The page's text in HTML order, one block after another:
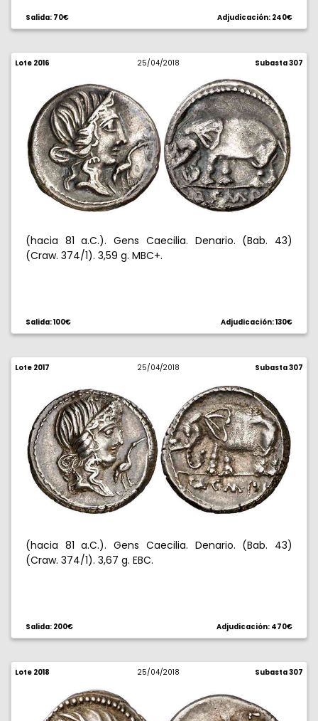
Salida: 70€ Adjudicación: 240€
Lote 2016 25/04/2018 Subasta 307
(hacia 81 a.C.). Gens Caecilia. Denario. (Bab. 43)
(Craw. 374/1). 3,59 g. MBC+.
Salida: 100€ Adjudicación: 130€
Lote 2017 25/04/2018 Subasta 307
(hacia 81 a.C.). Gens Caecilia. Denario. (Bab. 43)
(Craw. 374/1). 3,67 g. EBC.
Salida: 200€ Adjudicación: 470€
Lote 2018 25/04/2018 Subasta 307